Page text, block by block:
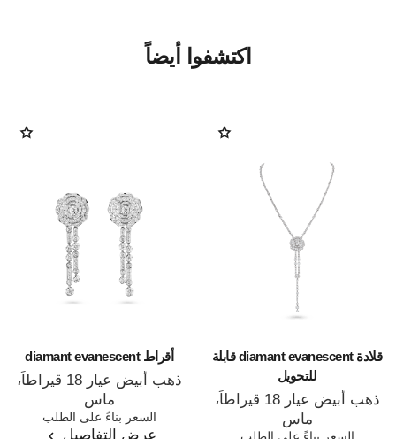
اكتشفوا أيضاً
قلادة diamant evanescent قابلة
للتحويل
ذهب أبيض عيار 18 قيراطاً،
ماس
أقراط diamant evanescent
ذهب أبيض عيار 18 قيراطاً،
ماس
المرجع J63488السعر بناءً على الطلب
عرض التفاصيل